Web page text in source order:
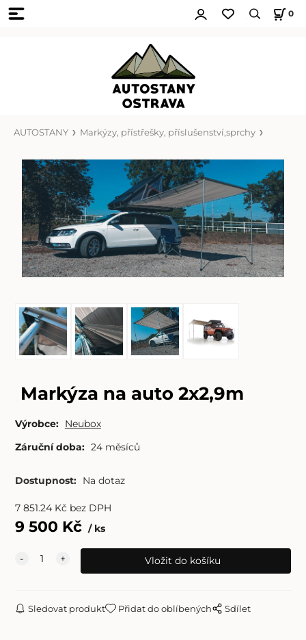
0
AUTOSTANY Markýzy, přístřešky, příslušenství,sprchy
Markýza na auto 2x2,9m
Výrobce: Neubox
Záruční doba: 24 měsíců
Dostupnost: Na dotaz
7 851.24Kč bez DPH
9 500 Kč ks
Sledovat produkt Přidat do oblíbených Sdílet